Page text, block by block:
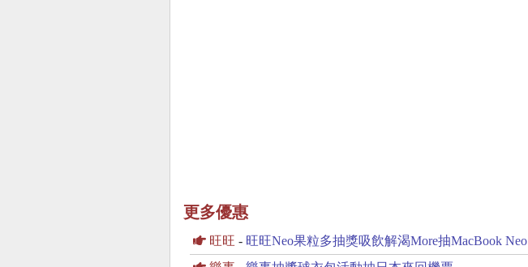
更多優惠
旺旺 - 旺旺Neo果粒多抽獎吸飲解渴More抽MacBook Neo